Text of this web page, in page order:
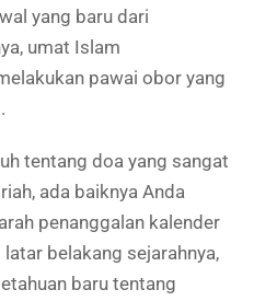
yang baru dari
umat Islam
pawai obor yang
tentang doa yang sangat
ada baiknya Anda
penanggalan kalender
belakang sejarahnya,
baru tentang